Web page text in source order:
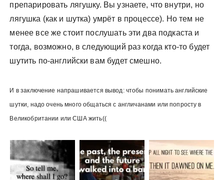
препарировать лягушку. Вы узнаете, что внутри, но
лягушка (как и шутка) умрёт в процессе). Но тем не
менее все же стоит послушать эти два подкаста и
тогда, возможно, в следующий раз когда кто-то будет
шутить по-английски вам будет смешно.
И в заключение напрашивается вывод: чтобы понимать английские
шутки, надо очень много общаться с англичанами или попросту в
Великобритании или США жить((